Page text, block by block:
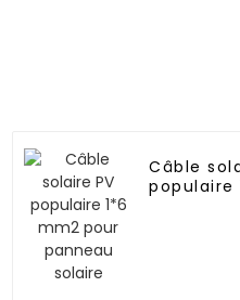
Câble
populaire